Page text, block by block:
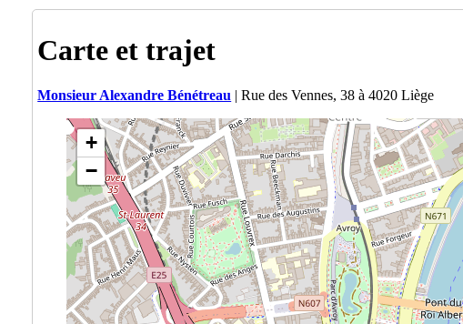
Carte et trajet
Monsieur Alexandre Bénétreau | Rue des Vennes, 38 à 4020 Liège
+
−